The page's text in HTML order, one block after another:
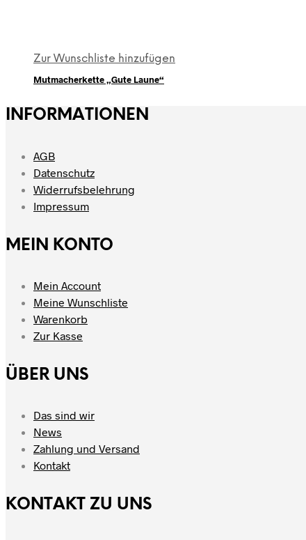
Zur Wunschliste hinzufügen
Mutmacherkette „Gute Laune“
INFORMATIONEN
AGB
Datenschutz
Widerrufsbelehrung
Impressum
MEIN KONTO
Mein Account
Meine Wunschliste
Warenkorb
Zur Kasse
ÜBER UNS
Das sind wir
News
Zahlung und Versand
Kontakt
KONTAKT ZU UNS